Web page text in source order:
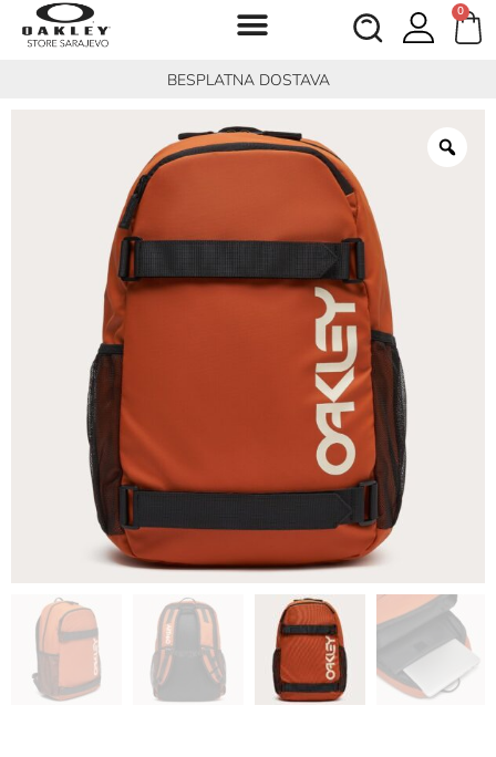
0
BESPLATNA DOSTAVA